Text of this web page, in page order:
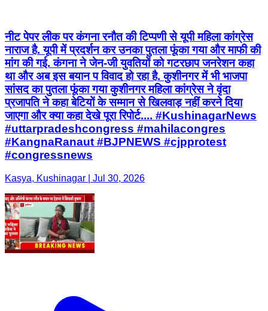
नीट पेपर लीक पर कंगना रनौत की टिप्पणी से यूपी महिला कांग्रेस
नाराज है. यूपी में प्रदर्शन कर उनका पुतला फूंका गया और माफी की
मांग की गई. कंगना ने जेन-जी युवतियों को गटरछाप जनरेशन कहा
था और अब इस बयान प विवाद हो रहा है. कुशीनगर में भी भाजपा
सांसद का पुतला फूंका गया कुशीनगर महिला कांग्रेस ने वृंदा
प्रजापति ने कहा बेटियों के सम्मान से खिलवाड़ नहीं करने दिया
जाएगा और क्या कहा देखे पूरा रिपोर्ट.... #KushinagarNews
#uttarpradeshcongress #mahilacongres
#KangnaRanaut #BJPNEWS #cjpprotest
#congressnews
Kasya, Kushinagar | Jul 30, 2026